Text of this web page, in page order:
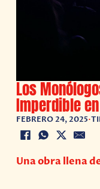
Los
Imperdible
FEBRERO 24, 2025•
Una obra llena